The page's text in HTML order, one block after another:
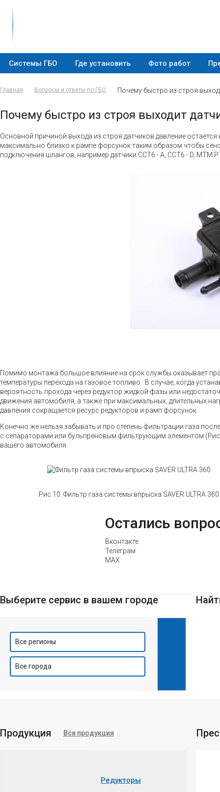
Системы ГБО Где установить Фото работ
Главная Вопросы и ответы по ГБО Почему быстро из строя
Почему быстро из строя выходит
Основной причиной выхода из строя датчиков давление
максимально близко к рампе форсунок таким образом чтобы
подключения шлангов, например датчики ССТ6 - А, ССТ6 - D, MTM
Помимо монтажа большое влияние на срок службы оказывает
температуры перехода на газовое топливо. В случае, когда
вероятность прохода через редуктор жидкой фазы или
движения автомобиля, а также при максимальных, длительных
давления сокращается ресурс редукторов и рамп форсунок.
Конечно же нельзя забывать и про степень фильтрации газа
с сепараторами или бульпреновым фильтрующим элементом
вашего автомобиля.
Рис.10. Фильтр газа системы впрыска SAVER ULTRA 360
Остались
Вконтакте
Телеграм
MAX
Выберите сервис в вашем городе
Все регионы
Все города
Продукция Вся продукция
Редукторы